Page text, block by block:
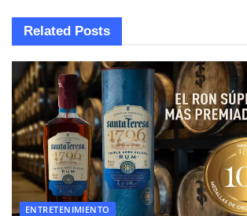
Related Posts
ENTRETENIMIENTO